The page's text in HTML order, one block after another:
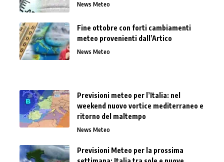
News Meteo
Fine ottobre con forti cambiamenti
meteo provenienti dall’Artico
News Meteo
Previsioni meteo per l’Italia: nel
weekend nuovo vortice mediterraneo e
ritorno del maltempo
News Meteo
Previsioni Meteo per la prossima